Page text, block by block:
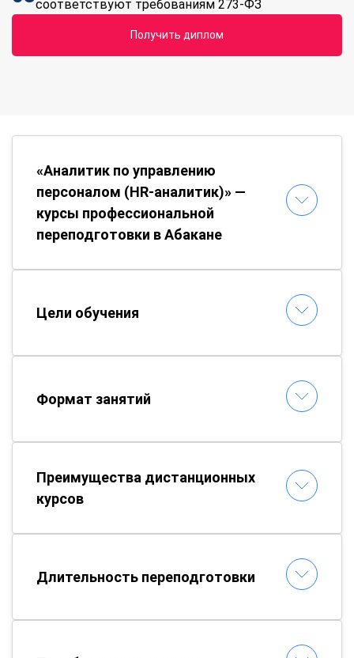
соответствуют требованиям 273-ФЗ
Получить диплом
«Аналитик по управлению
персоналом (HR-аналитик)» —
курсы профессиональной
переподготовки в Абакане
Цели обучения
Формат занятий
Преимущества дистанционных
курсов
Длительность переподготовки